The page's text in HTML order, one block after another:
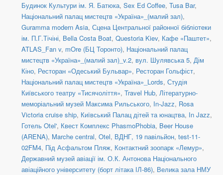
Будинок Культури ім. Я. Батюка, Sex Ed Coffee, Tusa Bar,
Національний палац мистецтв «Україна»_(малий зал),
Guramma modern Asia, Сцена Центральної районної бібліотеки
ім. П.Г.Тічіні, Bella Costa Boat, Questoria Kiev, Кафе «Паштет»,
ATLAS_Fan v, mOre (БЦ Торонто), Національний палац
мистецтв «Україна»_(малий зал)_v.2, вул. Шулявська 5, Дім
Кіно, Ресторан «Одеський Бульвар», Ресторан Гольфіст,
Національний палац мистецтв «Україна»_Lords, Студія
Київського театру «Тисячоліття», Travel Hub, Літературно-
меморіальний музей Максима Рильського, In-Jazz, Rosa
Victoria cruise ship, Київський Палац дітей та юнацтва, In Jazz,
Готель Otel', Квест Комплекс PhasmoPhobia, Beer House
(ARENA), Marche central, Otel, ВДНГ, 19 павільйон, test-11-
02FM4, Під Асфальтом Пляж, Контактний зоопарк «Лемур»,
Державний музей авіації ім. О.К. Антонова Національного
авіаційного університету (борт літака ІЛ-86), Велика зала НМУ